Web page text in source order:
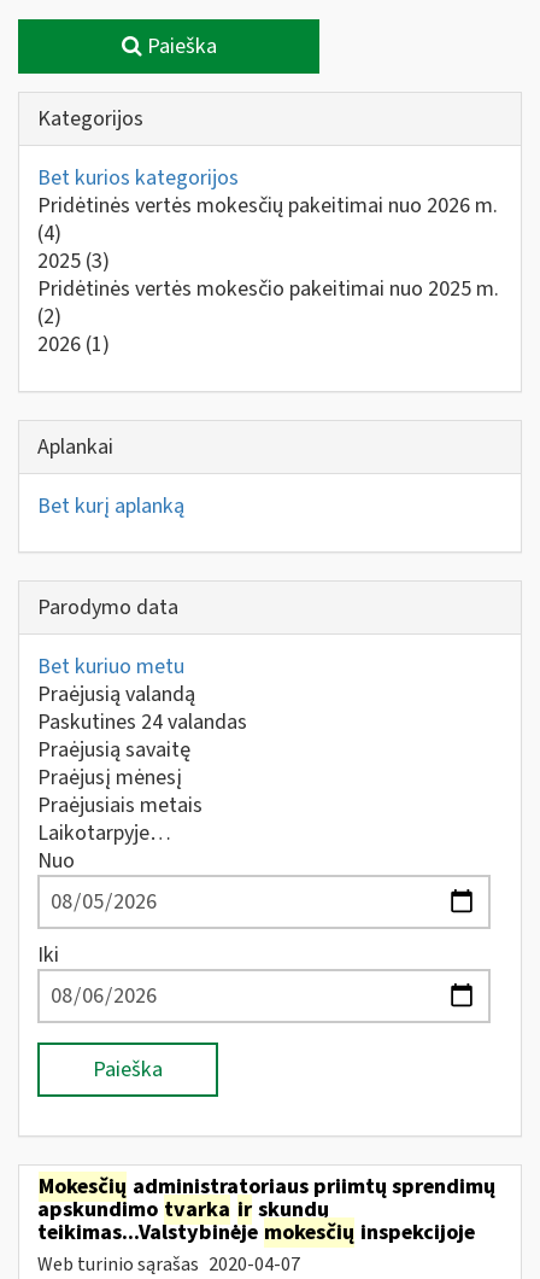
Paieška
Kategorijos
Bet kurios kategorijos
Pridėtinės vertės mokesčių pakeitimai nuo 2026 m.
(4)
2025 (3)
Pridėtinės vertės mokesčio pakeitimai nuo 2025 m.
(2)
2026 (1)
Aplankai
Bet kurį aplanką
Parodymo data
Bet kuriuo metu
Praėjusią valandą
Paskutines 24 valandas
Praėjusią savaitę
Praėjusį mėnesį
Praėjusiais metais
Laikotarpyje…
Nuo
Iki
Paieška
Mokesčių administratoriaus priimtų sprendimų
apskundimo tvarka ir skundų
teikimas...Valstybinėje mokesčių inspekcijoje
Web turinio sąrašas 2020-04-07